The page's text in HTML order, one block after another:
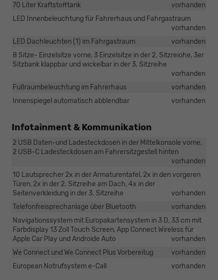
70 Liter Kraftstofftank
vorhanden
LED Innenbeleuchtung für Fahrerhaus und Fahrgastraum
vorhanden
LED Dachleuchten (1) im Fahrgastraum
vorhanden
8 Sitze- Einzelsitze vorne, 3 Einzelsitze in der 2. Sitzreiohe, 3er
Sitzbank klappbar und wickelbar in der 3. Sitzreihe
vorhanden
Fußraumbeleuchtung im Fahrerhaus
vorhanden
Innenspiegel automatisch abblendbar
vorhanden
Infotainment & Kommunikation
2 USB Daten-und Ladesteckdosen in der Mittelkonsole vorne,
2 USB-C Ladesteckdosen am Fahrersitzgestell hinten
vorhanden
10 Lautsprecher 2x in der Armaturentafel, 2x in den vorgeren
Türen, 2x in der 2. Sitzreihe am Dach, 4x in der
Seitenverkleidung in der 3. Sitzreihe
vorhanden
Telefonfreisprechanlage über Bluetooth
vorhanden
Navigationssystem mit Europakartensystem in 3 D, 33 cm mit
Farbdisplay 13 Zoll Touch Screen, App Connect Wireless für
Apple Car Play und Androide Auto
vorhanden
We Connect und We Connect Plus Vorbereitug
vorhanden
European Notrufsystem e-Call
vorhanden